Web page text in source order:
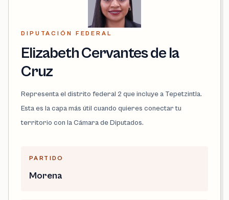
DIPUTACIÓN FEDERAL
Elizabeth Cervantes de la
Cruz
Representa el distrito federal 2 que incluye a Tepetzintla.
Esta es la capa más útil cuando quieres conectar tu
territorio con la Cámara de Diputados.
PARTIDO
Morena